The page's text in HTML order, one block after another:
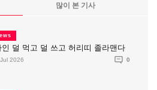
많이 본 기사
인 덜 먹고 덜 쓰고 허리띠 졸라맨다
2026 0